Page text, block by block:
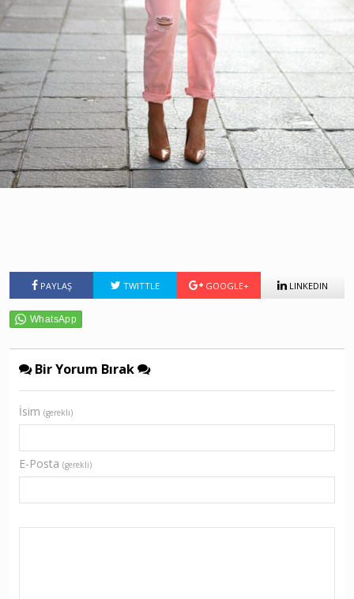
PAYLAŞ TWITTLE GOOGLE+ LINKEDIN
Bir Yorum Bırak
İsim (gerekli)
E-Posta (gerekli)